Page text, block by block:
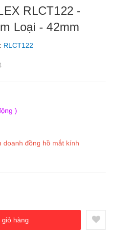
RLCT122 -
Loại - 42mm
RLCT122
)
doanh đồng hồ mắt kính
hàng